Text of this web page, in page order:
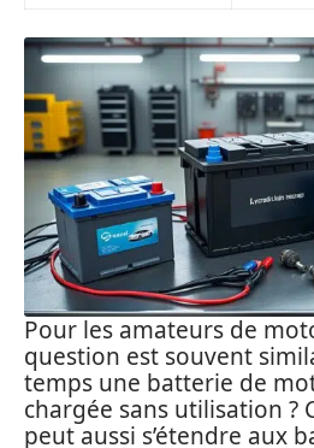
Pour les amateurs de
question est souvent
temps une batterie de
chargée sans utilisation
peut aussi s’étendre aux